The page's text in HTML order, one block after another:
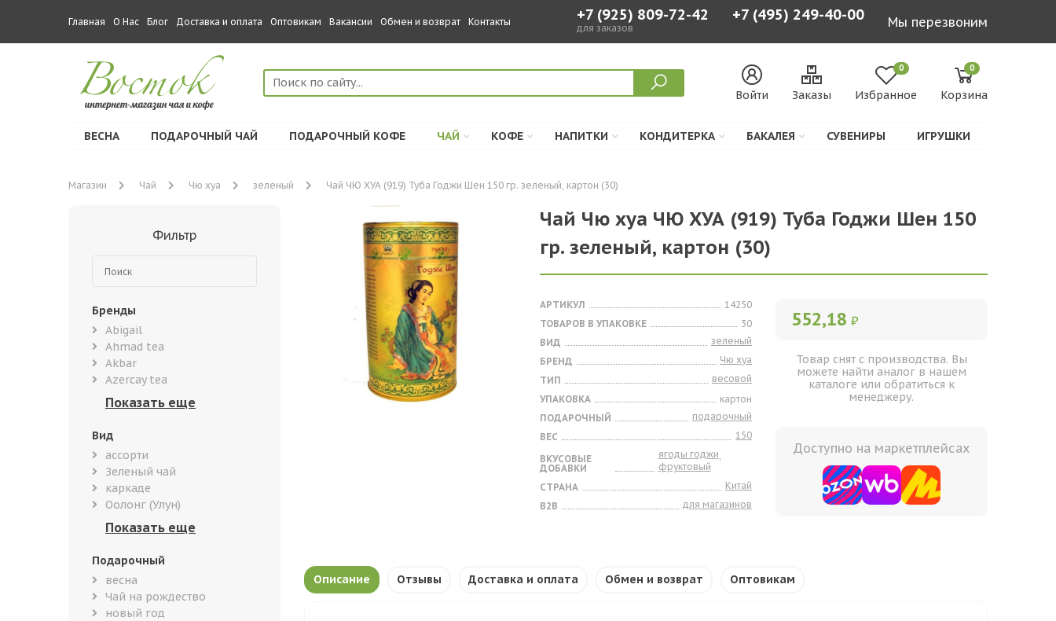
Главная О Нас Блог Доставка и оплата Оптовикам Вакансии Обмен и возврат Контакты +7 (925) 809-72-42
для заказов
+7 (495) 249-40-00 Мы перезвоним
Войти Заказы
0
Избранное
0
Корзина
ВЕСНА ПОДАРОЧНЫЙ ЧАЙ ПОДАРОЧНЫЙ КОФЕ ЧАЙ КОФЕ НАПИТКИ КОНДИТЕРКА БАКАЛЕЯ СУВЕНИРЫ ИГРУШКИ
Магазин Чай Чю хуа зеленый Чай ЧЮ ХУА (919) Туба Годжи Шен 150 гр. зеленый, картон (30)
Фильтр
Бренды
Abigail
Ahmad tea
Akbar
Azercay tea
Вид
ассорти
Зеленый чай
каркаде
Оолонг (Улун)
Подарочный
весна
Чай на рождество
новый год
Чай Чю хуа ЧЮ ХУА (919) Туба Годжи Шен 150
гр. зеленый, картон (30)
АРТИКУЛ
14250
ТОВАРОВ В УПАКОВКЕ
30
ВИД
зеленый
БРЕНД
Чю хуа
ТИП
весовой
УПАКОВКА
картон
ПОДАРОЧНЫЙ
подарочный
ВЕС
150
ВКУСОВЫЕ
ДОБАВКИ
ягоды годжи,
фруктовый
СТРАНА
Китай
B2B
для магазинов
552,18 ₽
Товар снят с производства. Вы
можете найти аналог в нашем
каталоге или обратиться к
менеджеру.
Доступно на маркетплейсах
Описание Отзывы Доставка и оплата Обмен и возврат Оптовикам